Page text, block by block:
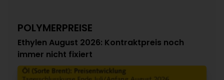
POLYMERPREISE
Ethylen August 2026: Kontraktpreis noch
immer nicht fixiert